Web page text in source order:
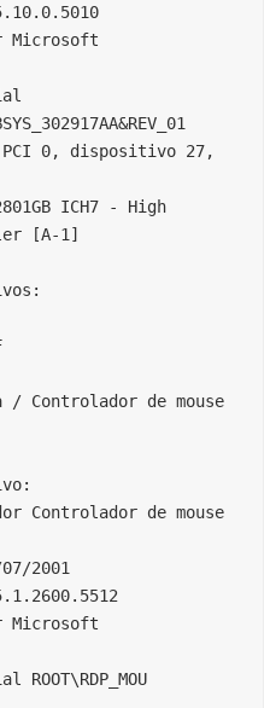
Microsoft
PCI 0, dispositivo 27,
ICH7 - High
[A-1]
Controlador de mouse
Controlador de mouse
2001
Microsoft